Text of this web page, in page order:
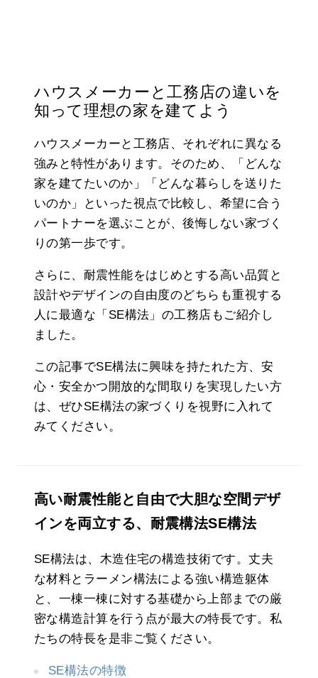
ハウスメーカーと工務店の違いを
知って理想の家を建てよう
ハウスメーカーと工務店、それぞれに異なる
強みと特性があります。そのため、「どんな
家を建てたいのか」「どんな暮らしを送りた
いのか」といった視点で比較し、希望に合う
パートナーを選ぶことが、後悔しない家づく
りの第一歩です。
さらに、耐震性能をはじめとする高い品質と
設計やデザインの自由度のどちらも重視する
人に最適な「SE構法」の工務店もご紹介し
ました。
この記事でSE構法に興味を持たれた方、安
心・安全かつ開放的な間取りを実現したい方
は、ぜひSE構法の家づくりを視野に入れて
みてください。
高い耐震性能と自由で大胆な空間デザ
インを両立する、耐震構法SE構法
SE構法は、木造住宅の構造技術です。丈夫
な材料とラーメン構法による強い構造躯体
と、一棟一棟に対する基礎から上部までの厳
密な構造計算を行う点が最大の特長です。私
たちの特長を是非ご覧ください。
SE構法の特徴